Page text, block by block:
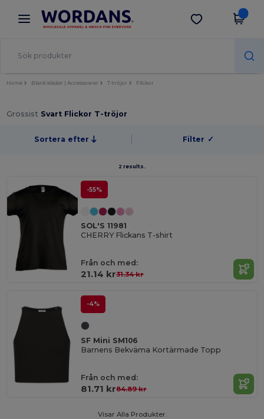
× Wordans-app
Bättre priser i appen!
Hämta app
Home Blank kläder | Accessoarer T-tröjor Flickor
Grossist Svart Flickor T-tröjor
Sortera efter Filter ✓
2 results.
-55%
SOL'S 11981
CHERRY Flickans T-shirt
Från och med:
21.14 kr31.34 kr
-4%
SF Mini SM106
Barnens Bekväma Kortärmade Topp
Från och med:
81.71 kr84.89 kr
Visar Alla Produkter.